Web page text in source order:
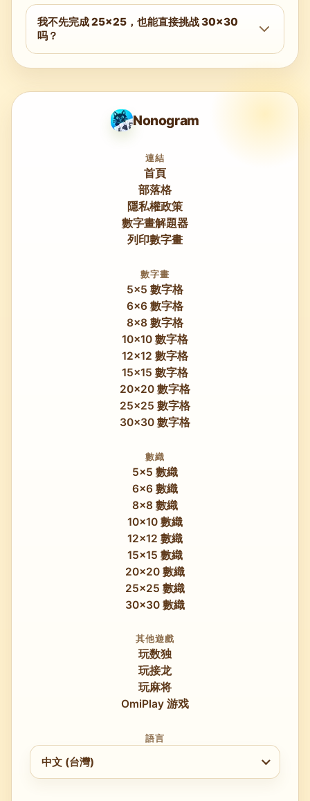
周。
在 900 个格子下，数织像素画达到了任何在线
格式中的最高分辨率。30×30 呈现的人像、风
景和复杂构图，作为独立视觉作品都非常出色
我不先完成 25×25，也能直接挑战 30×30
吗？
的经验。30×30 Medium 和
更长的解题时段，都会明显受益于 25×25 规模
Nonogram
連結
首頁
部落格
隱私權政策
數字畫解題器
列印數字畫
數字畫
5x5 數字格
6x6 數字格
8x8 數字格
10x10 數字格
12x12 數字格
15x15 數字格
20x20 數字格
25x25 數字格
30x30 數字格
數織
5x5 數織
6x6 數織
8x8 數織
10x10 數織
12x12 數織
15x15 數織
20x20 數織
25x25 數織
30x30 數織
其他遊戲
玩数独
玩接龙
玩麻将
OmiPlay 游戏
語言
選擇語言
中文 (台灣)